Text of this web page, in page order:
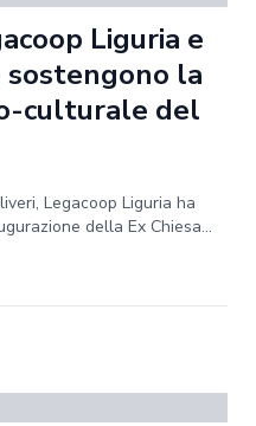
Liguria e
sostengono la
culturale del
Legacoop Liguria ha
della Ex Chiesa...